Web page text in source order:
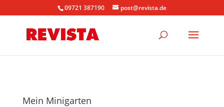
09721 387190 post@revista.de
Mein Minigarten